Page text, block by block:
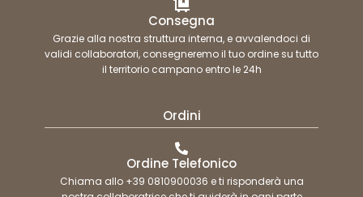
Consegna
Grazie alla nostra struttura interna, e avvalendoci di
validi collaboratori, consegneremo il tuo ordine su tutto
il territorio campano entro le 24h
Ordini
Ordine Telefonico
Chiama allo +39 0810900036 e ti risponderà una